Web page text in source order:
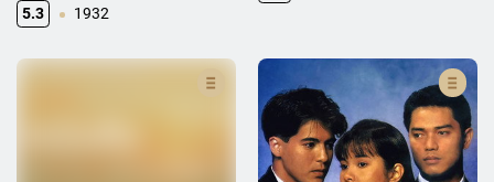
5.3 1932